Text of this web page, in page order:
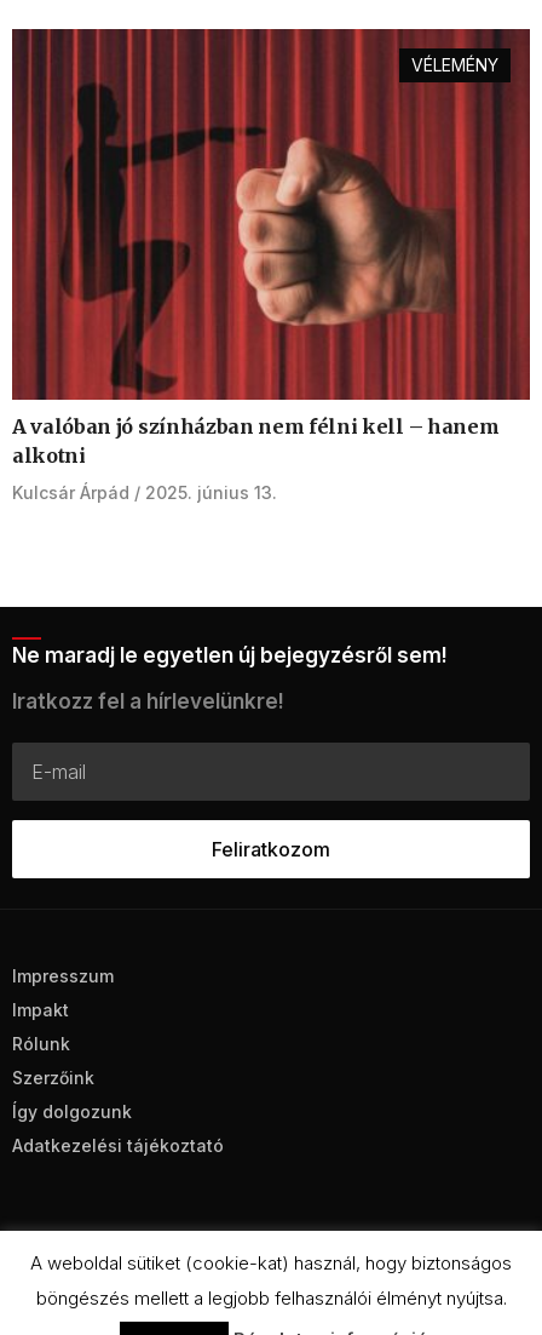
VÉLEMÉNY
A valóban jó színházban nem félni kell – hanem
alkotni
Kulcsár Árpád 2025. június 13.
Ne maradj le egyetlen új bejegyzésről sem!
Iratkozz fel a hírlevelünkre!
Impresszum
Impakt
Rólunk
Szerzőink
Így dolgozunk
Adatkezelési tájékoztató
A weboldal sütiket (cookie-kat) használ, hogy biztonságos
böngészés mellett a legjobb felhasználói élményt nyújtsa.